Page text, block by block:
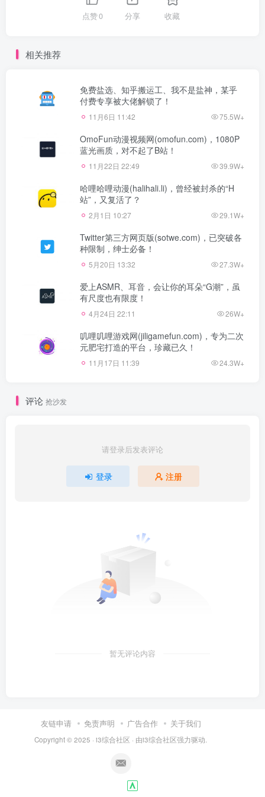
点赞0 分享 收藏
相关推荐
免费盐选、知乎搬运工、我不是盐神，某乎
付费专享被大佬解锁了！
11月6日 11:42 75.5W+
OmoFun动漫视频网(omofun.com)，1080P
蓝光画质，对不起了B站！
11月22日 22:49 39.9W+
哈哩哈哩动漫(halihali.li)，曾经被封杀的“H
站”，又复活了？
2月1日 10:27 29.1W+
Twitter第三方网页版(sotwe.com)，已突破各
种限制，绅士必备！
5月20日 13:32 27.3W+
爱上ASMR、耳音，会让你的耳朵“G潮”，虽
有尺度也有限度！
4月24日 22:11 26W+
叽哩叽哩游戏网(jiligamefun.com)，专为二次
元肥宅打造的平台，珍藏已久！
11月17日 11:39 24.3W+
评论 抢沙发
请登录后发表评论
登录 注册
暂无评论内容
友链申请 免责声明 广告合作 关于我们
Copyright © 2025 · i3综合社区 · 由i3综合社区强力驱动.